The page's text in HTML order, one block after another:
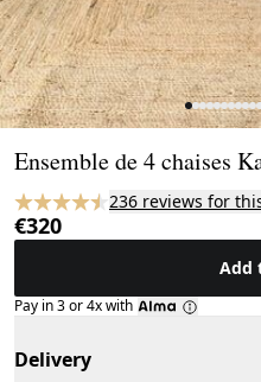
Ensemble de 4 chaises
236 reviews for
€320
Add
Pay in 3 or 4x with
Delivery